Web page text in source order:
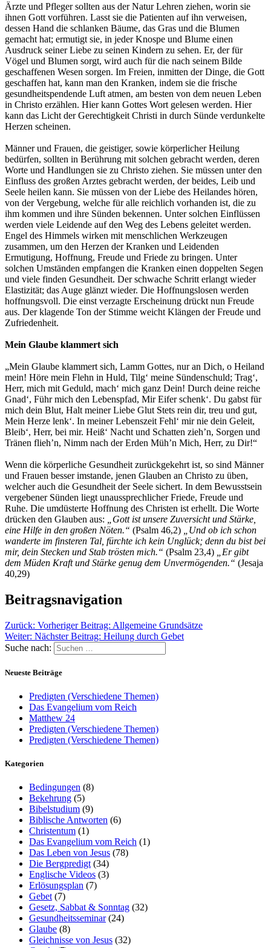
Ärzte und Pfleger sollten aus der Natur Lehren ziehen, worin sie
ihnen Gott vorführen. Lasst sie die Patienten auf ihn verweisen,
dessen Hand die schlanken Bäume, das Gras und die Blumen
gemacht hat; ermutigt sie, in jeder Knospe und Blume einen
Ausdruck seiner Liebe zu seinen Kindern zu sehen. Er, der für
Vögel und Blumen sorgt, wird auch für die nach seinem Bilde
geschaffenen Wesen sorgen. Im Freien, inmitten der Dinge, die Gott
geschaffen hat, kann man den Kranken, indem sie die frische
gesundheitspendende Luft atmen, am besten von dem neuen Leben
in Christo erzählen. Hier kann Gottes Wort gelesen werden. Hier
kann das Licht der Gerechtigkeit Christi in durch Sünde verdunkelte
Herzen scheinen.
Männer und Frauen, die geistiger, sowie körperlicher Heilung
bedürfen, sollten in Berührung mit solchen gebracht werden, deren
Worte und Handlungen sie zu Christo ziehen. Sie müssen unter den
Einfluss des großen Arztes gebracht werden, der beides, Leib und
Seele heilen kann. Sie müssen von der Liebe des Heilandes hören,
von der Vergebung, welche für alle reichlich vorhanden ist, die zu
ihm kommen und ihre Sünden bekennen. Unter solchen Einflüssen
werden viele Leidende auf den Weg des Lebens geleitet werden.
Engel des Himmels wirken mit menschlichen Werkzeugen
zusammen, um den Herzen der Kranken und Leidenden
Ermutigung, Hoffnung, Freude und Friede zu bringen. Unter
solchen Umständen empfangen die Kranken einen doppelten Segen
und viele finden Gesundheit. Der schwache Schritt erlangt wieder
Elastizität; das Auge glänzt wieder. Die Hoffnungslosen werden
hoffnungsvoll. Die einst verzagte Erscheinung drückt nun Freude
aus. Der klagende Ton der Stimme weicht Klängen der Freude und
Zufriedenheit.
Mein Glaube klammert sich
„Mein Glaube klammert sich, Lamm Gottes, nur an Dich, o Heiland
mein! Höre mein Flehn in Huld, Tilg‘ meine Sündenschuld; Trag‘,
Herr, mich mit Geduld, mach‘ mich ganz Dein! Durch deine reiche
Gnad‘, Führ mich den Lebenspfad, Mir Eifer schenk‘. Du gabst für
mich dein Blut, Halt meiner Liebe Glut Stets rein dir, treu und gut,
Mein Herze lenk‘. In meiner Lebenszeit Fehl‘ mir nie dein Geleit,
Bleib‘, Herr, bei mir. Heiß‘ Nacht und Schatten zieh’n, Sorgen und
Tränen flieh’n, Nimm nach der Erden Müh’n Mich, Herr, zu Dir!“
Wenn die körperliche Gesundheit zurückgekehrt ist, so sind Männer
und Frauen besser imstande, jenen Glauben an Christo zu üben,
welcher auch die Gesundheit der Seele sichert. In dem Bewusstsein
vergebener Sünden liegt unaussprechlicher Friede, Freude und
Ruhe. Die umdüsterte Hoffnung des Christen ist erhellt. Die Worte
drücken den Glauben aus:
„Gott ist unsere Zuversicht und Stärke,
eine Hilfe in den großen Nöten.“ (Psalm 46,2)
„Und ob ich schon
wanderte im finsteren Tal, fürchte ich kein Unglück; denn du bist bei
mir, dein Stecken und Stab trösten mich.“ (Psalm 23,4)
„Er gibt
dem Müden Kraft und Stärke genug dem Unvermögenden.“ (Jesaja
40,29)
Beitragsnavigation
Zurück: Vorheriger Beitrag: Allgemeine Grundsätze
Weiter: Nächster Beitrag: Heilung durch Gebet
Suche nach:
Neueste Beiträge
Predigten (Verschiedene Themen)
Das Evangelium vom Reich
Matthew 24
Predigten (Verschiedene Themen)
Predigten (Verschiedene Themen)
Kategorien
Bedingungen (8)
Bekehrung (5)
Bibelstudium (9)
Biblische Antworten (6)
Christentum (1)
Das Evangelium vom Reich (1)
Das Leben von Jesus (78)
Die Bergpredigt (34)
Englische Videos (3)
Erlösungsplan (7)
Gebet (7)
Gesetz, Sabbat & Sonntag (32)
Gesundheitsseminar(24)
Glaube (8)
Gleichnisse von Jesus (32)